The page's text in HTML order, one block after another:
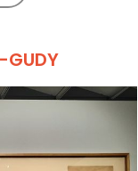
GUDY